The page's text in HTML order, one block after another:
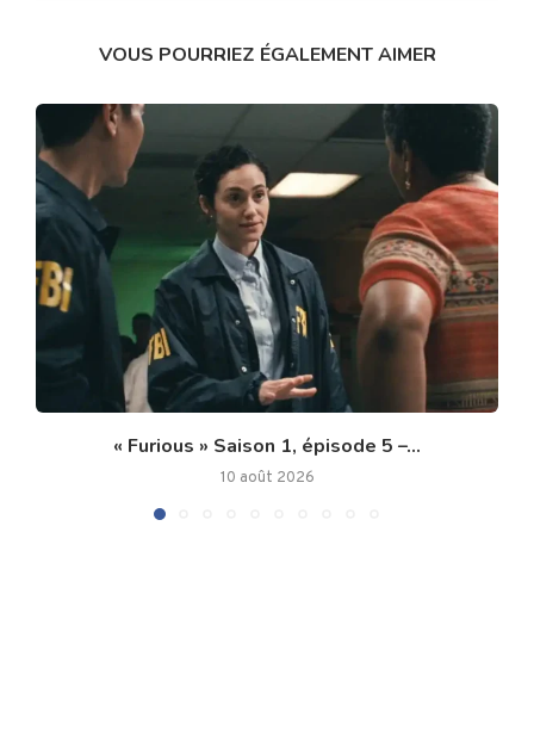
VOUS POURRIEZ ÉGALEMENT AIMER
« Furious » Saison 1, épisode 5 –...
10 août 2026